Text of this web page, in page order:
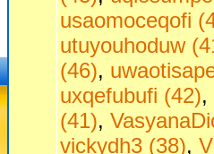
usaomoceqofi
utuyouhoduw
(46),
uxqefubufi (42),
(41),
vickydh3 (38),